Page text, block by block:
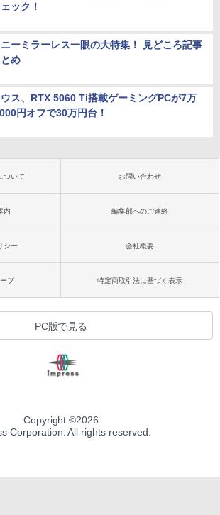
ック！
ニーミラーレス一眼の大特集！ 見どころ記事
め
ス、RTX 5060 Ti搭載ゲーミングPCが7万
円オフで30万円台！
ついて お問い合わせ
内 編集部へのご連絡
シー 会社概要
プ 特定商取引法に基づく表示
PC版で見る
Copyright ©2026
Corporation. All rights reserved.